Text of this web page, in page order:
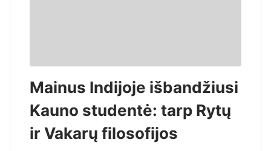
Mainus Indijoje išbandžiusi
Kauno studentė: tarp Rytų
ir Vakarų filosofijos